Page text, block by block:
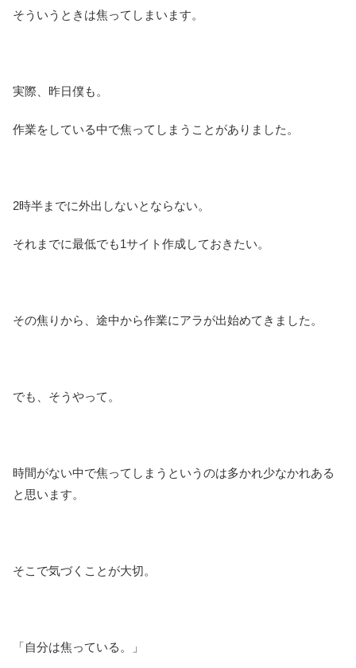
そういうときは焦ってしまいます。
実際、昨日僕も。
作業をしている中で焦ってしまうことがありました。
2時半までに外出しないとならない。
それまでに最低でも1サイト作成しておきたい。
その焦りから、途中から作業にアラが出始めてきました。
でも、そうやって。
時間がない中で焦ってしまうというのは多かれ少なかれある
と思います。
そこで気づくことが大切。
「自分は焦っている。」